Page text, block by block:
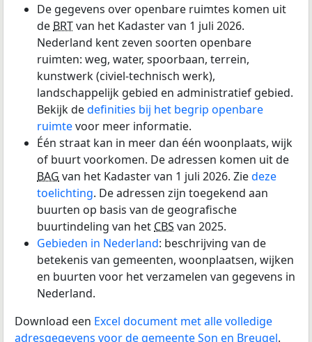
De gegevens over openbare ruimtes komen uit
de BRTvan het Kadaster van 1 juli 2026.
Nederland kent zeven soorten openbare
ruimten: weg, water, spoorbaan, terrein,
kunstwerk (civiel-technisch werk),
landschappelijk gebied en administratief gebied.
Bekijk dedefinities bij het begrip openbare
ruimtevoor meer informatie.
Één straat kan in meer dan één woonplaats, wijk
of buurt voorkomen. De adressen komen uit de
BAG van het Kadaster van 1 juli 2026. Ziedeze
toelichting. De adressen zijn toegekend aan
buurten op basis van de geografische
buurtindeling van het CBS van 2025.
Gebieden in Nederland: beschrijving van de
betekenis van gemeenten, woonplaatsen, wijken
en buurten voor het verzamelen van gegevens in
Nederland.
Download een Excel document met alle volledige
adresgegevens voor de gemeente Son en Breugel.